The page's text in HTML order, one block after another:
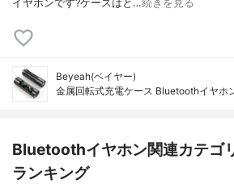
イヤホンです?ケースはと…続きを見る
Beyeah(ベイヤー)
金属回転式充電ケース Bluetoothイヤホ
Bluetoothイヤホン関連カテゴ
ランキング